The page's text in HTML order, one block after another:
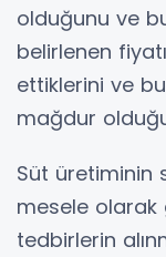
olduğunu ve
belirlenen
ettiklerini ve
mağdur
Süt üretiminin
mesele olarak
tedbirlerin